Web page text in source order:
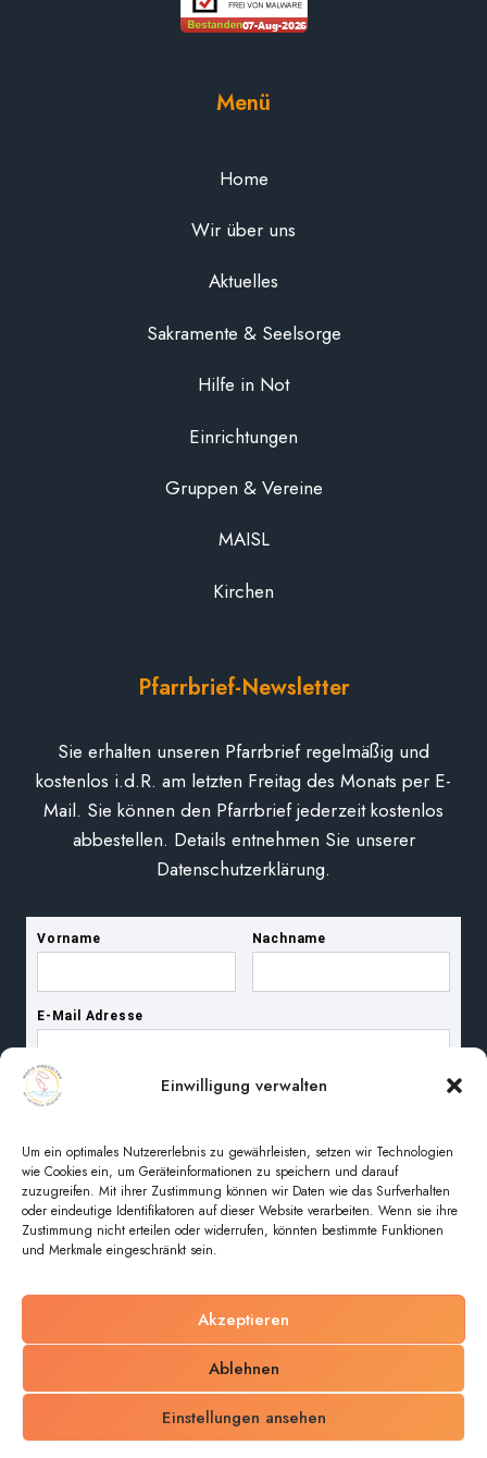
Einwilligung verwalten
Um ein optimales Nutzererlebnis zu gewährleisten, setzen wir Technologien
wie Cookies ein, um Geräteinformationen zu speichern und darauf
zuzugreifen. Mit ihrer Zustimmung können wir Daten wie das Surfverhalten
oder eindeutige Identifikatoren auf dieser Website verarbeiten. Wenn sie ihre
Zustimmung nicht erteilen oder widerrufen, könnten bestimmte Funktionen
und Merkmale eingeschränkt sein.
Akzeptieren
Ablehnen
Einstellungen ansehen
Menü
Home
Wir über uns
Aktuelles
Sakramente & Seelsorge
Hilfe in Not
Einrichtungen
Gruppen & Vereine
MAISL
Kirchen
Pfarrbrief-Newsletter
Sie erhalten unseren Pfarrbrief regelmäßig und
kostenlos i.d.R. am letzten Freitag des Monats per E-
Mail. Sie können den Pfarrbrief jederzeit kostenlos
abbestellen. Details entnehmen Sie unserer
Datenschutzerklärung.
© 2026 Pfarreiengemeinschaft Maria Magdalena im
unteren Regental
Impressum Datenschutz Cookie-Richtlinie